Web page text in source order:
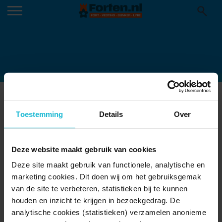
Toestemming Details Over
Deze website maakt gebruik van cookies
Deze site maakt gebruik van functionele, analytische en
marketing cookies. Dit doen wij om het gebruiksgemak
van de site te verbeteren, statistieken bij te kunnen
houden en inzicht te krijgen in bezoekgedrag. De
analytische cookies (statistieken) verzamelen anonieme